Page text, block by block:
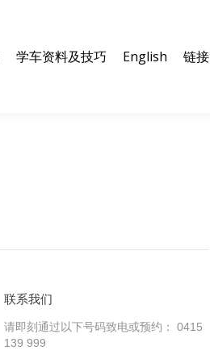
学车资料及技巧 English 链接
联系我们
请即刻通过以下号码致电或预约： 0415
139 999